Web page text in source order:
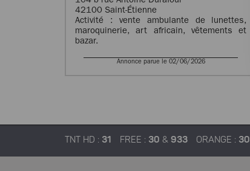
42100 Saint-Étienne
Activité : vente ambulante de lunettes,
maroquinerie, art africain, vêtements et
bazar.
Annonce parue le 02/06/2026
TNT HD : 31 FREE : 30 & 933 ORANGE : 30